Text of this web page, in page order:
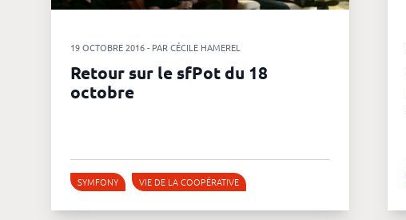
Simulateur
de revenus
Platform
Le blog
19 OCTOBRE 2016 - PAR CÉCILE HAMEREL
Retour sur le sfPot du 18
octobre
SYMFONY VIE DE LA COOPÉRATIVE